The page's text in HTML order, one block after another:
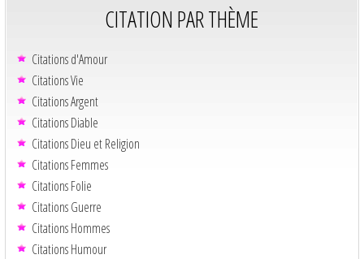
CITATION PAR THÈME
Citations d'Amour
Citations Vie
Citations Argent
Citations Diable
Citations Dieu et Religion
Citations Femmes
Citations Folie
Citations Guerre
Citations Hommes
Citations Humour